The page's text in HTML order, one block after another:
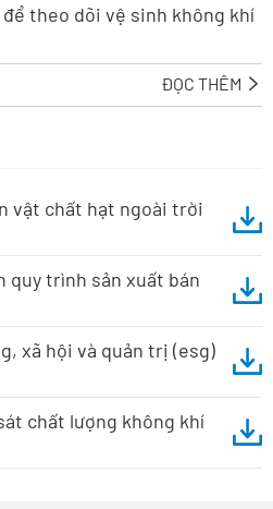
theo dõi vệ sinh không khí
ĐỌC THÊM 
vật chất hạt ngoài trời
quy trình sản xuất bán
xã hội và quản trị (esg)
chất lượng không khí